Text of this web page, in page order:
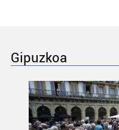
Gipuzkoa